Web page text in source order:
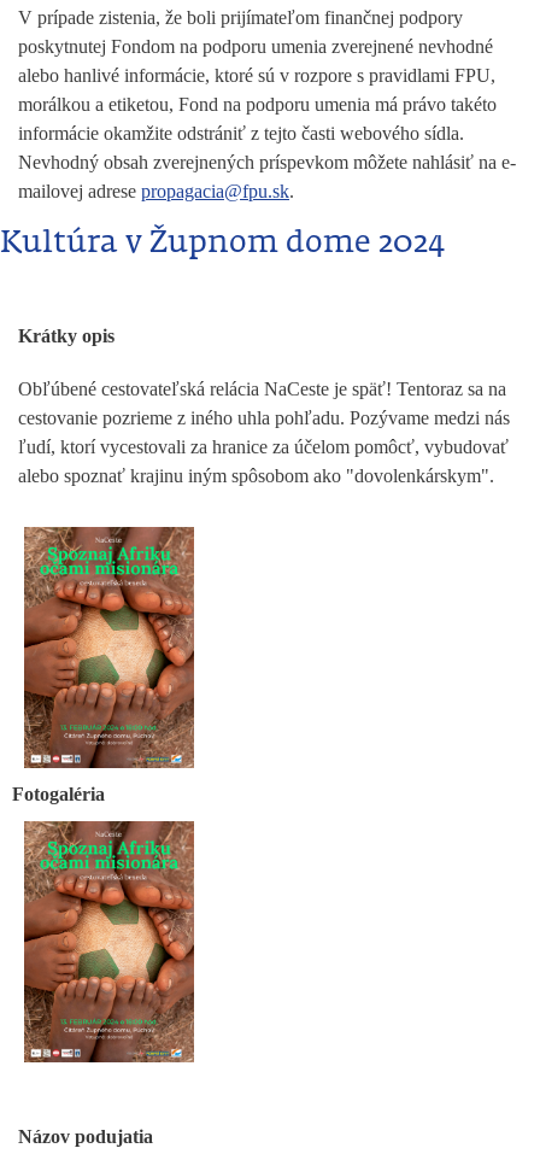
V prípade zistenia, že boli prijímateľom finančnej podpory
poskytnutej Fondom na podporu umenia zverejnené nevhodné
alebo hanlivé informácie, ktoré sú v rozpore s pravidlami FPU,
morálkou a etiketou, Fond na podporu umenia má právo takéto
informácie okamžite odstrániť z tejto časti webového sídla.
Nevhodný obsah zverejnených príspevkom môžete nahlásiť na e-
mailovej adrese propagacia@fpu.sk.
Kultúra v Župnom dome 2024
Krátky opis
Obľúbené cestovateľská relácia NaCeste je späť! Tentoraz sa na
cestovanie pozrieme z iného uhla pohľadu. Pozývame medzi nás
ľudí, ktorí vycestovali za hranice za účelom pomôcť, vybudovať
alebo spoznať krajinu iným spôsobom ako "dovolenkárskym".
Fotogaléria
Názov podujatia